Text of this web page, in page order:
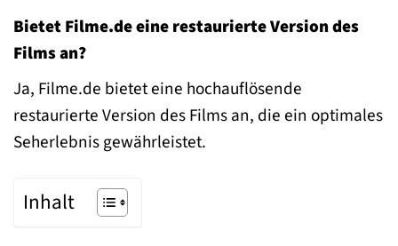
Bietet Filme.de eine restaurierte Version des
Films an?
Ja, Filme.de bietet eine hochauflösende
restaurierte Version des Films an, die ein optimales
Seherlebnis gewährleistet.
Inhalt